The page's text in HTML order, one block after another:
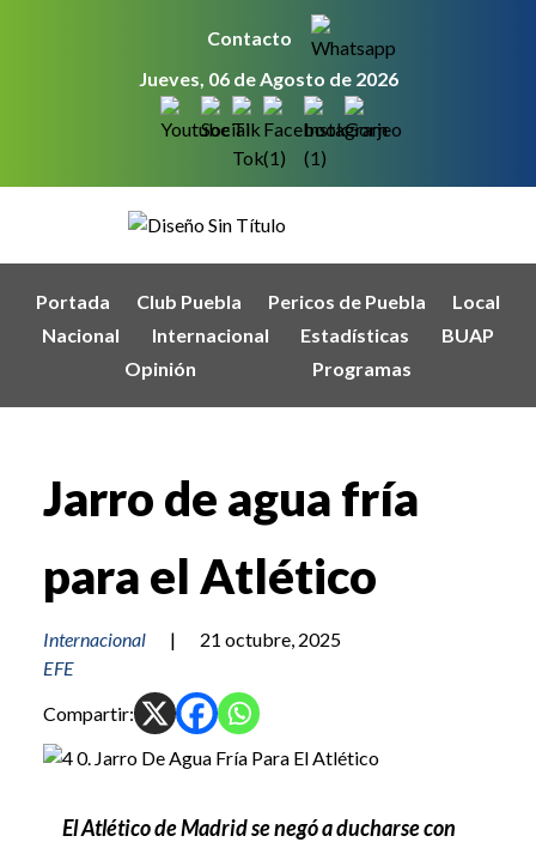
Contacto
Jueves, 06 de Agosto de 2026
Portada Club Puebla Pericos de Puebla
Local
Nacional
Internacional Estadísticas
BUAP
Opinión
Programas
Jarro de agua fría
para el Atlético
Internacional |
21 octubre, 2025
EFE
Compartir:
El Atlético de Madrid se negó a ducharse con